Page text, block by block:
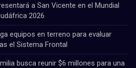
a San Vicente en el Mundial
2026
equipos en terreno para evaluar
el Sistema Frontal
busca reunir $6 millones para una